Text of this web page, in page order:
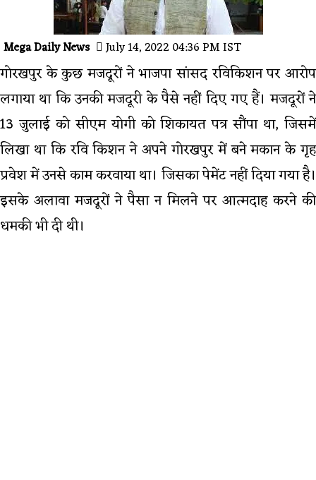
Mega Daily News July 14, 2022 04:36 PM IST
गोरखपुर के कुछ मजदूरों ने भाजपा सांसद रविकिशन पर आरोप
लगाया था कि उनकी मजदूरी के पैसे नहीं दिए गए हैं। मजदूरों ने
13 जुलाई को सीएम योगी को शिकायत पत्र सौंपा था, जिसमें
लिखा था कि रवि किशन ने अपने गोरखपुर में बने मकान के गृह
प्रवेश में उनसे काम करवाया था। जिसका पेमेंट नहीं दिया गया है।
इसके अलावा मजदूरों ने पैसा न मिलने पर आत्मदाह करने की
धमकी भी दी थी।